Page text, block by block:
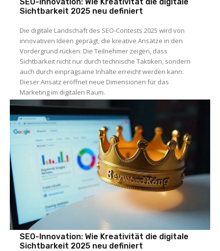
SEO-Innovation: Wie Kreativität die digitale
Sichtbarkeit 2025 neu definiert
Die digitale Landschaft des SEO-Contests 2025 wird von
innovativen Ideen geprägt, die kreative Ansätze in den
Vordergrund rücken. Die Teilnehmer zeigen, dass
Sichtbarkeit nicht nur durch technische Taktiken, sondern
auch durch einprägsame Inhalte erreicht werden kann.
Dieser Ansatz eröffnet neue Dimensionen für das
Marketing im digitalen Raum.
SEO-Innovation: Wie Kreativität die digitale
Sichtbarkeit 2025 neu definiert